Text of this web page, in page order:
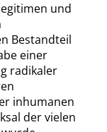
und
Bestandteil
einer
radikaler
inhumanen
der vielen